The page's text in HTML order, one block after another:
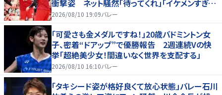
衝撃姿 ネット騒然「待ってくれ」「イケメンすぎる
から話はいってこない」
2026/08/10 19:09バレー
「可愛さも金メダルですね！」20歳バドミントン女
子、密着“ドアップ”で優勝報告 2週連続Vの快
挙「超絶美少女！間違いなく世界を支配する」
2026/08/10 16:10バレー
「タキシード姿が格好良くて放心状態」バレー石川